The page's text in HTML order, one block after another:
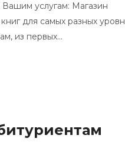
Вашим услугам: Магазин
для самых разных
из первых…